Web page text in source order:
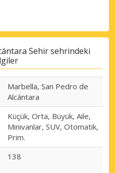
Sehir sehrindeki
Marbella, San Pedro de
Alcántara
Küçük, Orta, Büyük, Aile,
Minivanlar, SUV, Otomatik,
Prim.
138